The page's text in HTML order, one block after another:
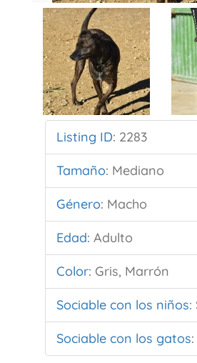
Listing ID: 2283
Tamaño: Mediano
Género: Macho
Edad: Adulto
Color: Gris, Marrón
Sociable con los niños:
Sociable con los gatos: